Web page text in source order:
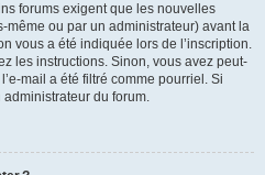
forums exigent que les nouvelles
ou par un administrateur) avant la
vous a été indiquée lors de l’inscription.
les instructions. Sinon, vous avez peut-
mail a été filtré comme pourriel. Si
administrateur du forum.